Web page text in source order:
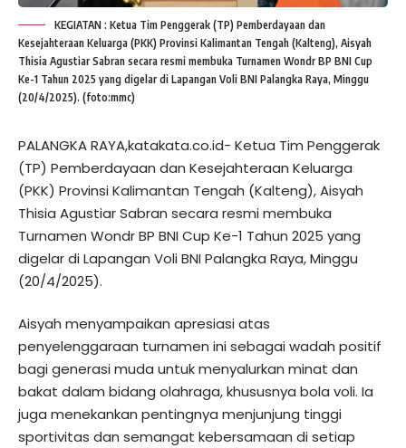
KEGIATAN : Ketua Tim Penggerak (TP) Pemberdayaan dan
Kesejahteraan Keluarga (PKK) Provinsi Kalimantan Tengah (Kalteng), Aisyah
Thisia Agustiar Sabran secara resmi membuka Turnamen Wondr BP BNI Cup
Ke-1 Tahun 2025 yang digelar di Lapangan Voli BNI Palangka Raya, Minggu
(20/4/2025). (foto:mmc)
PALANGKA RAYA,katakata.co.id- Ketua Tim Penggerak
(TP) Pemberdayaan dan Kesejahteraan Keluarga
(PKK) Provinsi Kalimantan Tengah (Kalteng), Aisyah
Thisia Agustiar Sabran secara resmi membuka
Turnamen Wondr BP BNI Cup Ke-1 Tahun 2025 yang
digelar di Lapangan Voli BNI Palangka Raya, Minggu
(20/4/2025).
Aisyah menyampaikan apresiasi atas
penyelenggaraan turnamen ini sebagai wadah positif
bagi generasi muda untuk menyalurkan minat dan
bakat dalam bidang olahraga, khususnya bola voli. Ia
juga menekankan pentingnya menjunjung tinggi
sportivitas dan semangat kebersamaan di setiap